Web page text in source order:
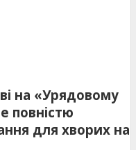
на «Урядовому
повністю
для хворих на